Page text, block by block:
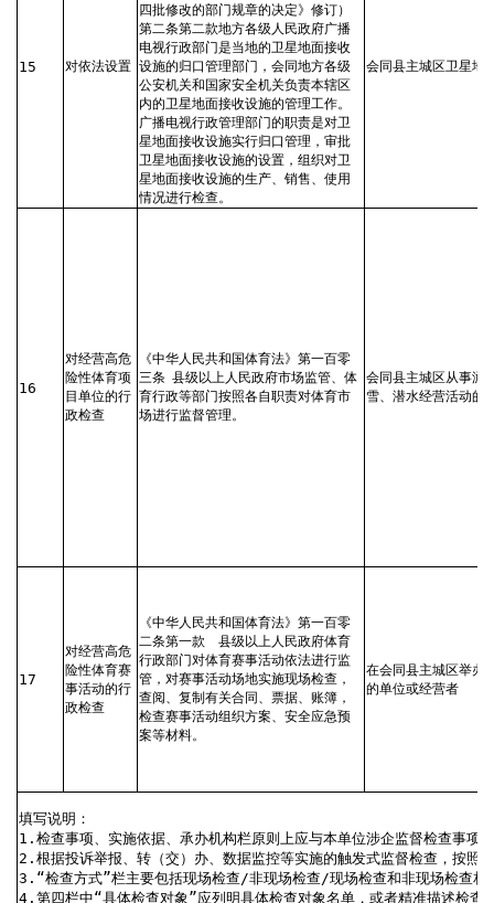
15 对依法设置
四批修改的部门规章的决定》修订）
第二条第二款地方各级人民政府广播
电视行政部门是当地的卫星地面接收
设施的归口管理部门，会同地方各级
公安机关和国家安全机关负责本辖区
内的卫星地面接收设施的管理工作。
广播电视行政管理部门的职责是对卫
星地面接收设施实行归口管理，审批
卫星地面接收设施的设置，组织对卫
星地面接收设施的生产、销售、使用
情况进行检查。
会同县主城区卫星地
16
对经营高危
险性体育项
目单位的行
政检查
《中华人民共和国体育法》第一百零
三条 县级以上人民政府市场监管、体
育行政等部门按照各自职责对体育市
场进行监督管理。
会同县主城区从事游
雪、潜水经营活动的
17
对经营高危
险性体育赛
事活动的行
政检查
《中华人民共和国体育法》第一百零
二条第一款
县级以上人民政府体育
行政部门对体育赛事活动依法进行监
管，对赛事活动场地实施现场检查，
查阅、复制有关合同、票据、账簿，
检查赛事活动组织方案、安全应急预
案等材料。
在会同县主城区举办
的单位或经营者
填写说明：
1.检查事项、实施依据、承办机构栏原则上应与本单位涉企监督检查事
2.根据投诉举报、转（交）办、数据监控等实施的触发式监督检查，按照
3.“检查方式”栏主要包括现场检查/非现场检查/现场检查和非现场检查相
4.第四栏中“具体检查对象”应列明具体检查对象名单，或者精准描述检